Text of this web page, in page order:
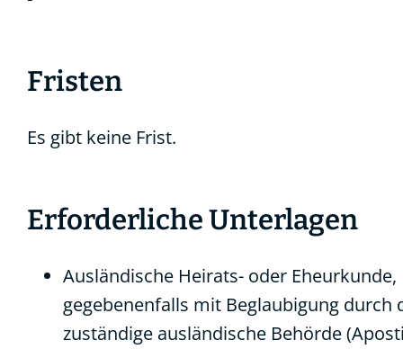
Fristen
Es gibt keine Frist.
Erforderliche Unterlagen
Ausländische Heirats- oder Eheurkunde,
gegebenenfalls mit Beglaubigung durch
zuständige ausländische Behörde